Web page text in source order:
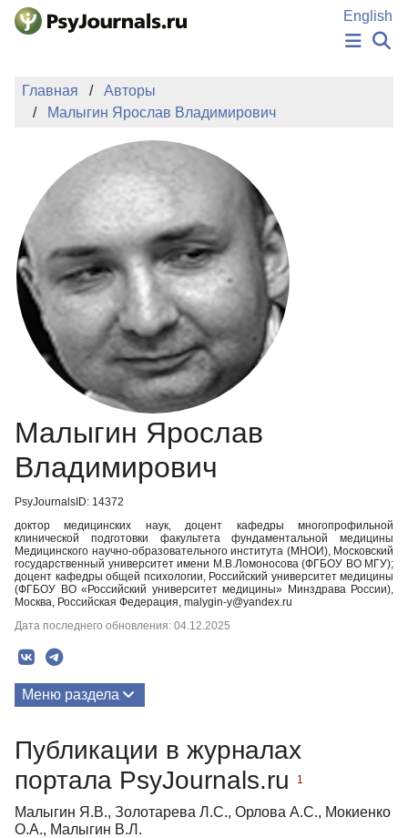
Перейти к основному содержанию
English
ИЗДАНИЯ
АВТОРЫ
ПОДАТЬ РУКОПИСЬ
БАЗА ЗНАНИЙ
КЛЮЧЕВЫЕ СЛОВА
Главная
Авторы
Малыгин Ярослав Владимирович
Малыгин Ярослав
Владимирович
PsyJournalsID: 14372
доктор медицинских наук, доцент кафедры многопрофильной
клинической подготовки факультета фундаментальной медицины
Медицинского научно-образовательного института (МНОИ), Московский
государственный университет имени М.В.Ломоносова (ФГБОУ ВО МГУ);
доцент кафедры общей психологии, Российский университет медицины
(ФГБОУ ВО «Российский университет медицины» Минздрава России),
Москва, Российская Федерация, malygin-y@yandex.ru
Дата последнего обновления: 04.12.2025
Меню раздела
Публикации в журналах
портала PsyJournals.ru
1
Малыгин Я.В., Золотарева Л.С., Орлова А.С., Мокиенко
О.А., Малыгин В.Л.